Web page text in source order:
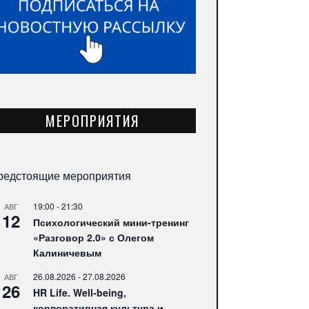
МЕРОПРИЯТИЯ
мероприятия
АВГ
12
19:00 -21:30
Психологический мини-тренинг
«Разговор 2.0» с Олегом
Калиничевым
АВГ
26
26.08.2026 -27.08.2026
HR Life. Well-being,